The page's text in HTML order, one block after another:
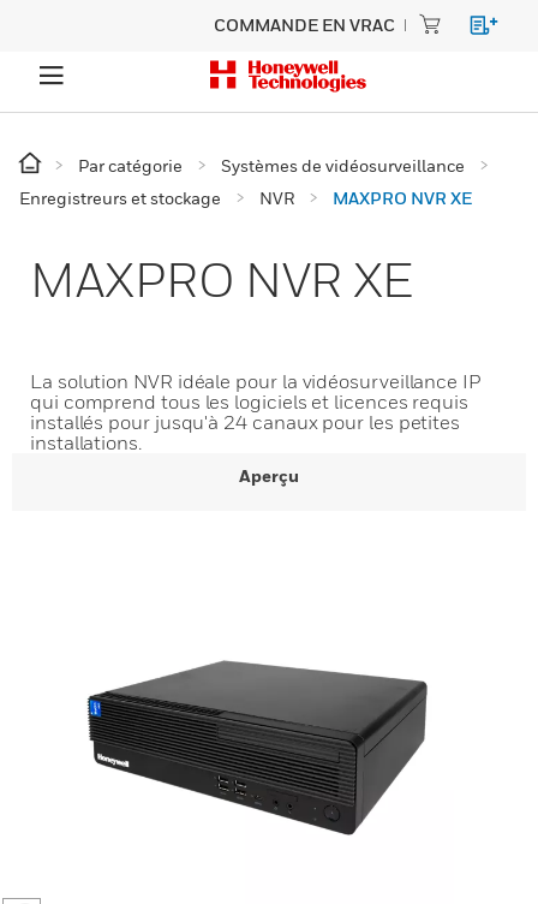
COMMANDE EN VRAC
Par catégorie
Systèmes de vidéosurveillance
Enregistreurs et stockage
NVR MAXPRO NVR XE
MAXPRO NVR XE
La solution NVR idéale pour la vidéosurveillance IP
qui comprend tous les logiciels et licences requis
installés pour jusqu'à 24 canaux pour les petites
installations.
Aperçu